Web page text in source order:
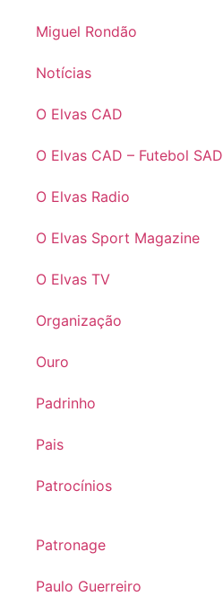
Miguel Rondão
Notícias
O Elvas CAD
O Elvas CAD – Futebol SAD
O Elvas Radio
O Elvas Sport Magazine
O Elvas TV
Organização
Ouro
Padrinho
Pais
Patrocínios
Patronage
Paulo Guerreiro